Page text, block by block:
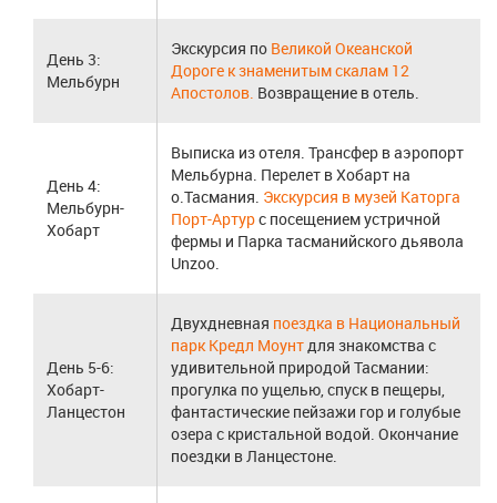
День 3:
Мельбурн
Экскурсия по Великой Океанской
Дороге к знаменитым скалам 12
Апостолов. Возвращение в отель.
День 4:
Мельбурн-
Хобарт
Выписка из отеля. Трансфер в аэропорт
Мельбурна. Перелет в Хобарт на
о.Тасмания. Экскурсия в музей Каторга
Порт-Артурс посещением устричной
фермы и Парка тасманийского дьявола
Unzoo.
День 5-6:
Хобарт-
Ланцестон
Двухдневная поездка в Национальный
парк Кредл Моунтдля знакомства с
удивительной природой Тасмании:
прогулка по ущелью, спуск в пещеры,
фантастические пейзажи гор и голубые
озера с кристальной водой. Окончание
поездки в Ланцестоне.